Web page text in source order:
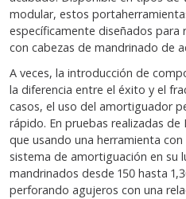
modular, estos
específicamente diseñados para
con cabezas de mandrinado de
A veces, la introducción de
la diferencia entre el éxito y el
casos, el uso del amortiguador
rápido. En pruebas realizadas de
que usando una herramienta
sistema de amortiguación en su
mandrinados desde 150 hasta
perforando agujeros con una